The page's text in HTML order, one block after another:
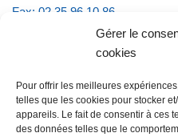
Gérer le
cookies
Pour offrir les meilleures
telles que les cookies pour stocker
appareils. Le fait de consentir à ces
des données telles que le
Fax: 02 35 96 10 86
Email :
lundi et jeudi de 9h à 11h30
mardi et vendredi de 16h à